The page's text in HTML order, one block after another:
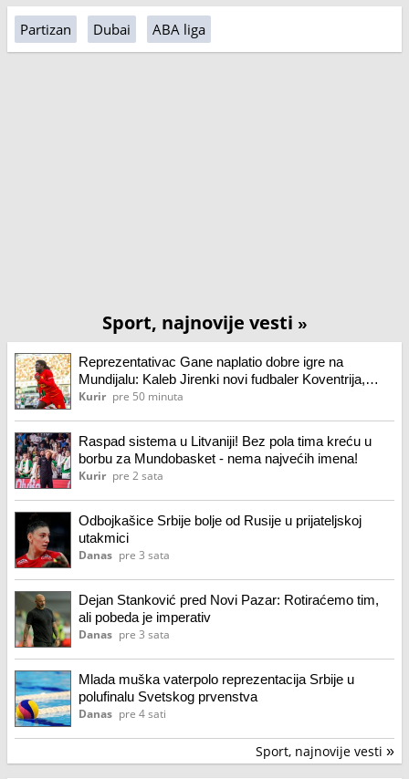
Partizan Dubai ABA liga
Sport, najnovije vesti »
Reprezentativac Gane naplatio dobre igre na
Mundijalu: Kaleb Jirenki novi fudbaler Koventrija,
šesto pojačanje Franka Lamparda
Kurir pre 50 minuta
Raspad sistema u Litvaniji! Bez pola tima kreću u
borbu za Mundobasket - nema najvećih imena!
Kurir pre 2 sata
Odbojkašice Srbije bolje od Rusije u prijateljskoj
utakmici
Danas pre 3 sata
Dejan Stanković pred Novi Pazar: Rotiraćemo tim,
ali pobeda je imperativ
Danas pre 3 sata
Mlada muška vaterpolo reprezentacija Srbije u
polufinalu Svetskog prvenstva
Danas pre 4 sati
Sport, najnovije vesti »